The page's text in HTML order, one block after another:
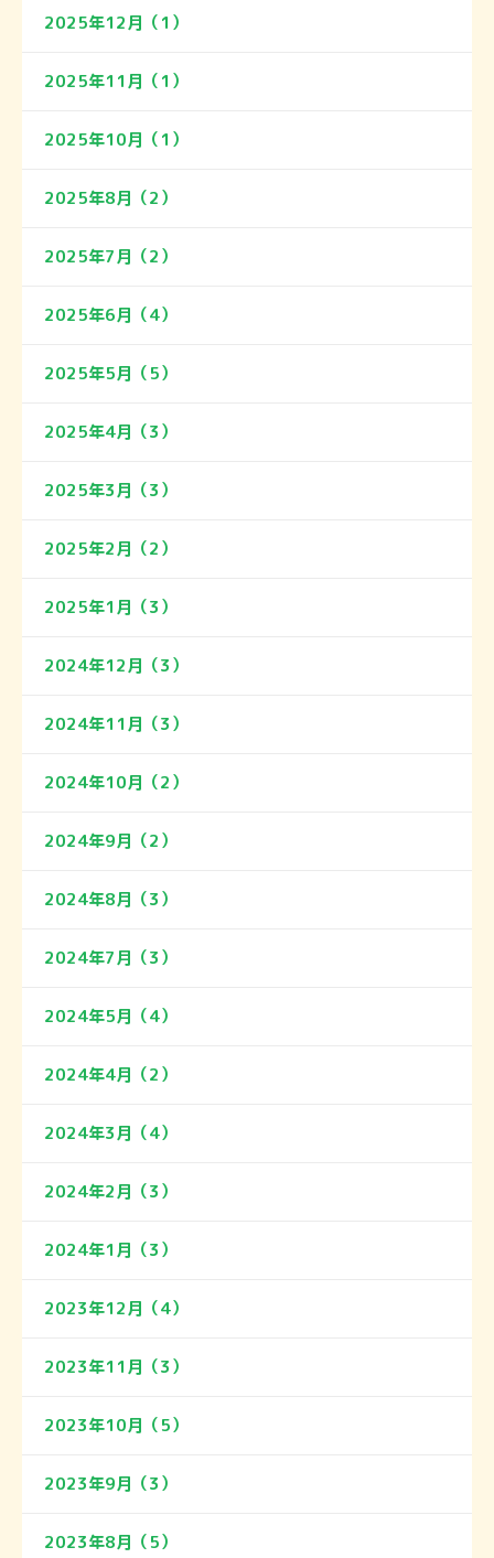
2025年12月（1）
2025年11月（1）
2025年10月（1）
2025年8月（2）
2025年7月（2）
2025年6月（4）
2025年5月（5）
2025年4月（3）
2025年3月（3）
2025年2月（2）
2025年1月（3）
2024年12月（3）
2024年11月（3）
2024年10月（2）
2024年9月（2）
2024年8月（3）
2024年7月（3）
2024年5月（4）
2024年4月（2）
2024年3月（4）
2024年2月（3）
2024年1月（3）
2023年12月（4）
2023年11月（3）
2023年10月（5）
2023年9月（3）
2023年8月（5）